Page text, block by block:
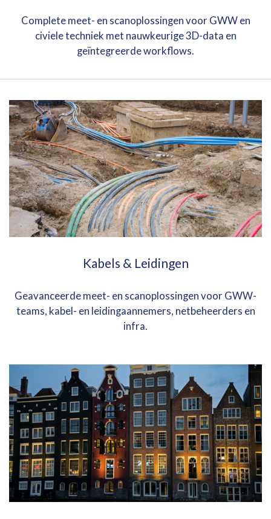
Complete meet- en scanoplossingen voor GWW en
civiele techniek met nauwkeurige 3D-data en
geïntegreerde workflows.
Kabels & Leidingen
Geavanceerde meet- en scanoplossingen voor GWW-
teams, kabel- en leidingaannemers, netbeheerders en
infra.